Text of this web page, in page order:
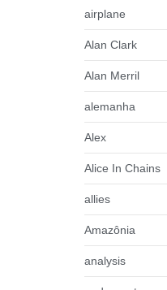
airplane
Alan Clark
Alan Merril
alemanha
Alex
Alice In Chains
allies
Amazônia
analysis